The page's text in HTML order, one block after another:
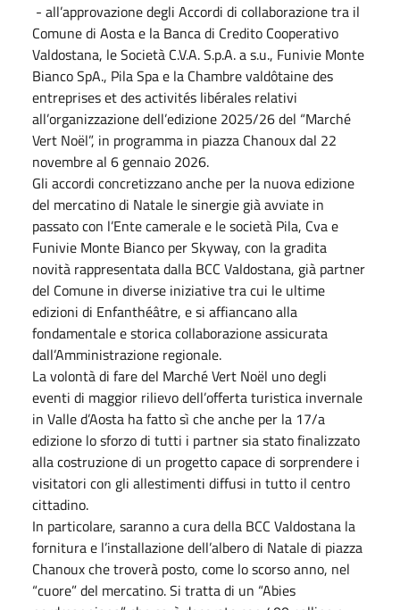
- all’approvazione degli Accordi di collaborazione tra il
Comune di Aosta e la Banca di Credito Cooperativo
Valdostana, le Società C.V.A. S.p.A. a s.u., Funivie Monte
Bianco SpA., Pila Spa e la Chambre valdôtaine des
entreprises et des activités libérales relativi
all’organizzazione dell’edizione 2025/26 del “Marché
Vert Noël”, in programma in piazza Chanoux dal 22
novembre al 6 gennaio 2026.
Gli accordi concretizzano anche per la nuova edizione
del mercatino di Natale le sinergie già avviate in
passato con l’Ente camerale e le società Pila, Cva e
Funivie Monte Bianco per Skyway, con la gradita
novità rappresentata dalla BCC Valdostana, già partner
del Comune in diverse iniziative tra cui le ultime
edizioni di Enfanthéâtre, e si affiancano alla
fondamentale e storica collaborazione assicurata
dall’Amministrazione regionale.
La volontà di fare del Marché Vert Noël uno degli
eventi di maggior rilievo dell’offerta turistica invernale
in Valle d’Aosta ha fatto sì che anche per la 17/a
edizione lo sforzo di tutti i partner sia stato finalizzato
alla costruzione di un progetto capace di sorprendere i
visitatori con gli allestimenti diffusi in tutto il centro
cittadino.
In particolare, saranno a cura della BCC Valdostana la
fornitura e l’installazione dell’albero di Natale di piazza
Chanoux che troverà posto, come lo scorso anno, nel
“cuore” del mercatino. Si tratta di un “Abies